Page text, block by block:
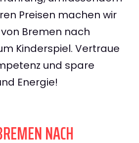
Preisen machen wir
Bremen nach
Kinderspiel. Vertraue
und spare
Energie!
NACH